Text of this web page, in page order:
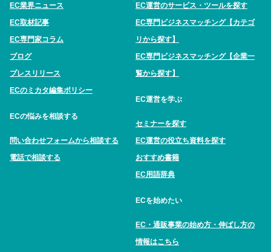
EC業界ニュース
EC取材記事
EC専門家コラム
ブログ
プレスリリース
ECのミカタ編集ポリシー
ECの悩みを相談する
問い合わせフォームから相談する
電話で相談する
EC運営のサービス・ツールを探す
EC専門ビジネスマッチング【カテゴ
リから探す】
EC専門ビジネスマッチング【企業一
覧から探す】
EC運営を学ぶ
セミナーを探す
EC運営の役立ち資料を探す
おすすめ書籍
EC用語辞典
ECを始めたい
EC・通販事業の始め方・伸ばし方の
情報はこちら